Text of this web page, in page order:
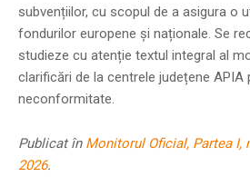
subvențiilor, cu scopul de a asigura o
fondurilor europene și naționale. Se
studieze cu atenție textul integral al
clarificări de la centrele județene APIA
neconformitate.
Publicat în Monitorul Oficial, Partea I,
2026.